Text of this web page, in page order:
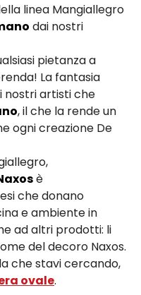
linea Mangiallegro
dai nostri
pietanza a
La fantasia
artisti che
, il che la rende un
ogni creazione De
è
che donano
e ambiente in
ad altri prodotti: li
del decoro Naxos.
che stavi cercando,
ovale.